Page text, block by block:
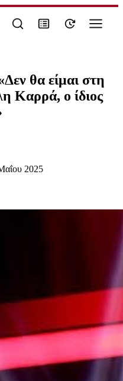
θα είμαι στη
Καρρά, ο ίδιος
2025